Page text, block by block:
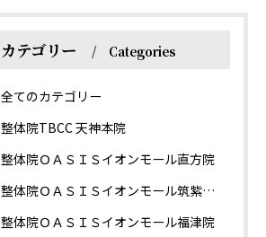
カテゴリー Categories
全てのカテゴリー
整体院TBCC 天神本院
整体院ＯＡＳＩＳイオンモール直方院
整体院ＯＡＳＩＳイオンモール筑紫野院
整体院ＯＡＳＩＳイオンモール福津院